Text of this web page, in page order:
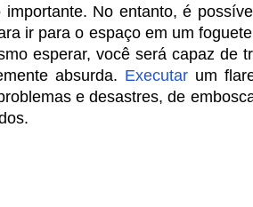
importante. No entanto, é
ir para o espaço em um
esperar, você será capaz de
absurda. Executar um
e desastres, de